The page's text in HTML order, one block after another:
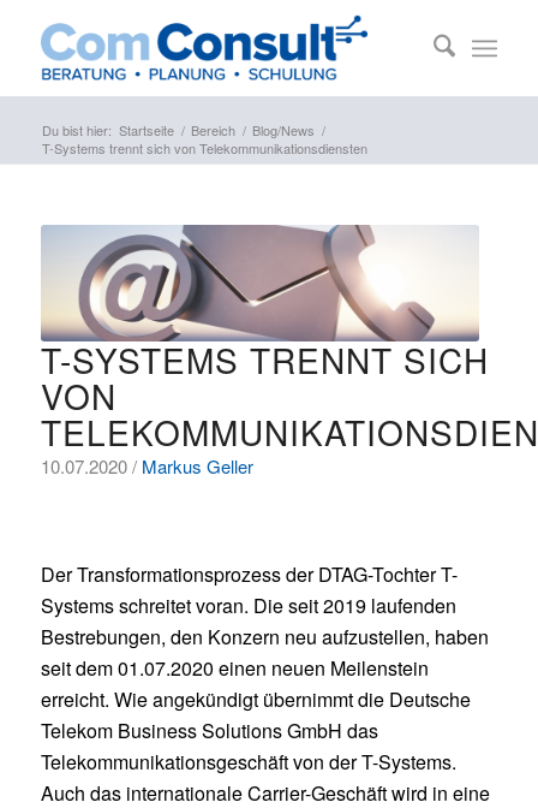
Du bist hier: Startseite / Bereich / Blog/News /
T-Systems trennt sich von Telekommunikationsdiensten
T-SYSTEMS TRENNT SICH
VON
10.07.2020 / Markus Geller
Der Transformationsprozess der DTAG-Tochter T-
Systems schreitet voran. Die seit 2019 laufenden
Bestrebungen, den Konzern neu aufzustellen, haben
seit dem 01.07.2020 einen neuen Meilenstein
erreicht. Wie angekündigt übernimmt die Deutsche
Telekom Business Solutions GmbH das
Telekommunikationsgeschäft von der T-Systems.
Auch das internationale Carrier-Geschäft wird in eine